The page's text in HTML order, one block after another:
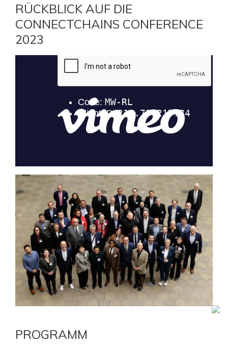
RÜCKBLICK AUF DIE
CONNECTCHAINS CONFERENCE
2023
PROGRAMM